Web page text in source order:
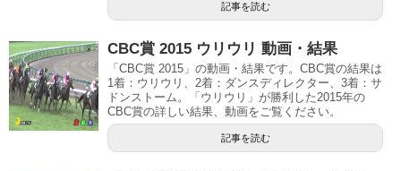
記事を読む
CBC賞 2015 ウリウリ 動画・結果
「CBC賞 2015」の動画・結果です。CBC賞の結果は
1着：ウリウリ、2着：ダンスディレクター、3着：サ
ドンストーム。「ウリウリ」が勝利した2015年の
CBC賞の詳しい結果、動画をご覧ください。
記事を読む